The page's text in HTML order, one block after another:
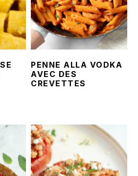
PENNE ALLA VODKA
AVEC DES
CREVETTES